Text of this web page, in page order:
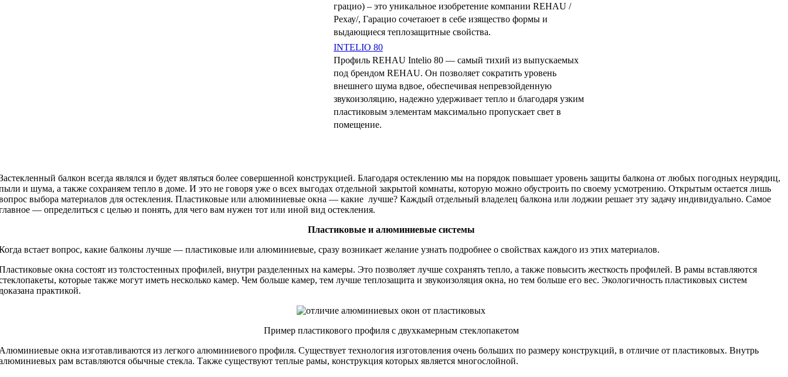
грацио) – это уникальное изобретение компании REHAU /
Рехау/, Гарацио сочетаюет в себе изящество формы и
выдающиеся теплозащитные свойства.
INTELIO 80
Профиль REHAU Intelio 80 — самый тихий из выпускаемых
под брендом REHAU. Он позволяет сократить уровень
внешнего шума вдвое, обеспечивая непревзойденную
звукоизоляцию, надежно удерживает тепло и благодаря узким
пластиковым элементам максимально пропускает свет в
помещение.
балкон всегда являлся и будет являться более совершенной конструкцией. Благодаря остеклению мы на порядок повышает уровень защиты балкона от любых погодных неурядиц,
и шума, а также сохраняем тепло в доме. И это не говоря уже о всех выгодах отдельной закрытой комнаты, которую можно обустроить по своему усмотрению. Открытым остается лишь
выбора материалов для остекления. Пластиковые или алюминиевые окна — какие лучше? Каждый отдельный владелец балкона или лоджии решает эту задачу индивидуально. Самое
— определиться с целью и понять, для чего вам нужен тот или иной вид остекления.
Пластиковые и алюминиевые системы
встает вопрос, какие балконы лучше — пластиковые или алюминиевые, сразу возникает желание узнать подробнее о свойствах каждого из этих материалов.
окна состоят из толстостенных профилей, внутри разделенных на камеры. Это позволяет лучше сохранять тепло, а также повысить жесткость профилей. В рамы вставляются
которые также могут иметь несколько камер. Чем больше камер, тем лучше теплозащита и звукоизоляция окна, но тем больше его вес. Экологичность пластиковых систем
практикой.
Пример пластикового профиля с двухкамерным стеклопакетом
окна изготавливаются из легкого алюминиевого профиля. Существует технология изготовления очень больших по размеру конструкций, в отличие от пластиковых. Внутрь
рам вставляются обычные стекла. Также существуют теплые рамы, конструкция которых является многослойной.